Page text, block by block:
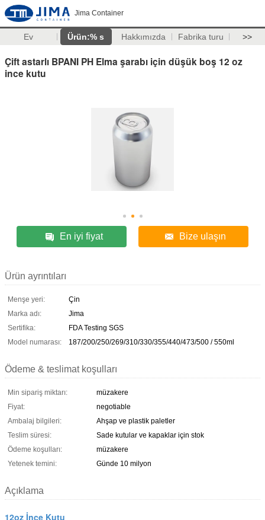
Jima Container
Ev Ürün:% s Hakkımızda Fabrika turu >>
Çift astarlı BPANI PH Elma şarabı için düşük boş 12 oz
ince kutu
En iyi fiyat Bize ulaşın
Ürün ayrıntıları
Menşe yeri:
Çin
Marka adı:
Jima
Sertifika:
FDA Testing SGS
Model numarası:
187/200/250/269/310/330/355/440/473/500 / 550ml
Ödeme & teslimat koşulları
Min sipariş miktarı:
müzakere
Fiyat:
negotiable
Ambalaj bilgileri:
Ahşap ve plastik paletler
Teslim süresi:
Sade kutular ve kapaklar için stok
Ödeme koşulları:
müzakere
Yetenek temini:
Günde 10 milyon
Açıklama
12oz İnce Kutu